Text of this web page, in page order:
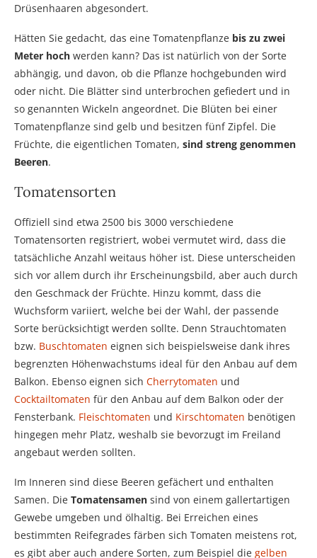
Drüsenhaaren abgesondert.
Hätten Sie gedacht, das eine Tomatenpflanze bis zu zwei
Meter hoch werden kann? Das ist natürlich von der Sorte
abhängig, und davon, ob die Pflanze hochgebunden wird
oder nicht. Die Blätter sind unterbrochen gefiedert und in
so genannten Wickeln angeordnet. Die Blüten bei einer
Tomatenpflanze sind gelb und besitzen fünf Zipfel. Die
Früchte, die eigentlichen Tomaten, sind streng genommen
Beeren.
Tomatensorten
Offiziell sind etwa 2500 bis 3000 verschiedene
Tomatensorten registriert, wobei vermutet wird, dass die
tatsächliche Anzahl weitaus höher ist. Diese unterscheiden
sich vor allem durch ihr Erscheinungsbild, aber auch durch
den Geschmack der Früchte. Hinzu kommt, dass die
Wuchsform variiert, welche bei der Wahl, der passende
Sorte berücksichtigt werden sollte. Denn Strauchtomaten
bzw. Buschtomaten eignen sich beispielsweise dank ihres
begrenzten Höhenwachstums ideal für den Anbau auf dem
Balkon. Ebenso eignen sich Cherrytomaten und
Cocktailtomaten für den Anbau auf dem Balkon oder der
Fensterbank. Fleischtomaten und Kirschtomaten benötigen
hingegen mehr Platz, weshalb sie bevorzugt im Freiland
angebaut werden sollten.
Im Inneren sind diese Beeren gefächert und enthalten
Samen. Die Tomatensamen sind von einem gallertartigen
Gewebe umgeben und ölhaltig. Bei Erreichen eines
bestimmten Reifegrades färben sich Tomaten meistens rot,
es gibt aber auch andere Sorten, zum Beispiel die gelben